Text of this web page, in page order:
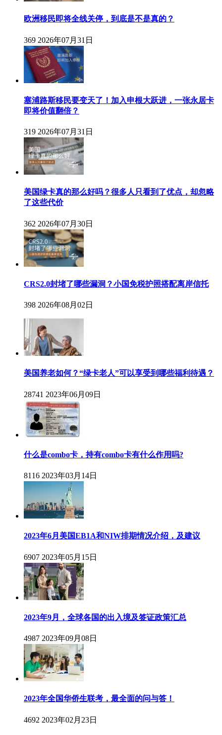
欧洲移民即将全线关停，到底是不是真的？
369 2026年07月31日
塞浦路斯移民要变天了！加入申根大跃进，一张永居卡
即将价值翻倍？
319 2026年07月31日
美国绿卡真的那么好吗？很多人只看到了优点，却忽略
了这些代价
362 2026年07月30日
CRS2.0封堵了哪些漏洞？小国免税护照搭配离岸信托
398 2026年08月02日
美国养老如何？“绿卡老人”可以享受到哪些福利待遇？
28741 2023年06月09日
什么是combo卡，持有combo卡有什么作用吗?
8116 2023年03月14日
2023年6月美国EB1A和NIW排期情况介绍，及建议
6907 2023年05月15日
2023年9月，全球各国的出入境及签证政策汇总
4987 2023年09月08日
2023年全国华侨生联考，最全面的问与答！
4692 2023年02月23日